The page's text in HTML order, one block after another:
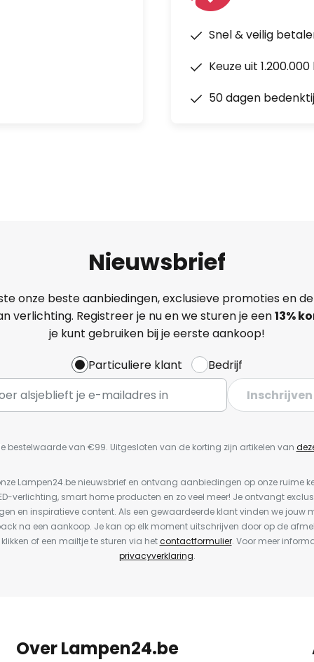
Snel & veilig
Keuze uit
50 dagen
Nieuwsbrief
onze beste aanbiedingen, exclusieve promoties en
verlichting. Registreer je nu en we sturen je een13%
je kunt gebruiken bij je eerste aankoop!
Particuliere klant
Bedrijf
Inschrijven
bestelwaarde van €99. Uitgesloten van de korting zijn artikelen van
Lampen24.be nieuwsbrief en ontvang aanbiedingen op onze ruime
verlichting, smart home producten en zo veel meer! Je ontvangt
en inspiratieve content. Als een gewaardeerde klant vinden we jouw
na een aankoop. Je kan op elk moment uitschrijven door op de
of een mailtje te sturen via hetcontactformulier. Voor meer
privacyverklaring.
Over Lampen24.be